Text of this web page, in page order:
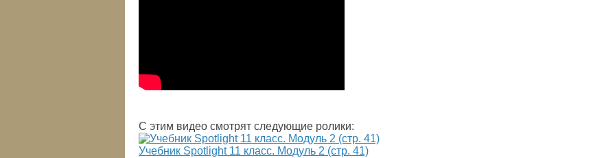
С этим видео смотрят следующие ролики:
Учебник Spotlight 11 класс. Модуль 2 (стр. 41)